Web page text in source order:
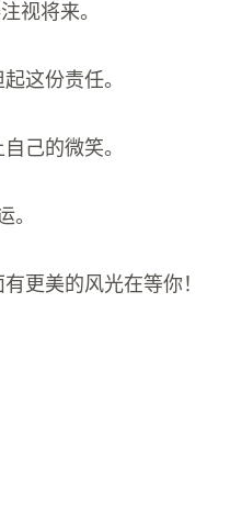
视将来。
这份责任。
己的微笑。
。
更美的风光在等你！